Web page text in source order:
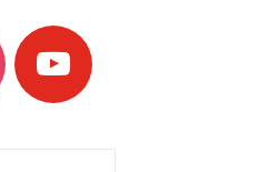
youtube